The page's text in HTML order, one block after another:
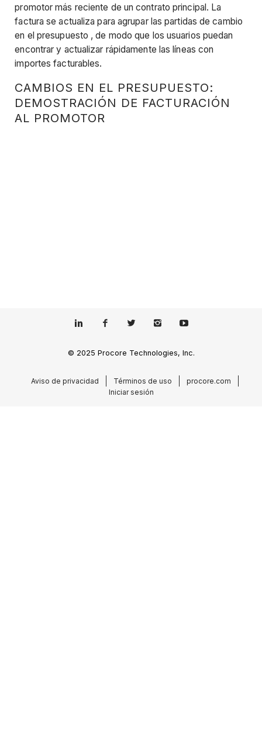
promotor más reciente de un contrato principal. La
factura se actualiza para agrupar las partidas de cambio
en el presupuesto , de modo que los usuarios puedan
encontrar y actualizar rápidamente las líneas con
importes facturables.
CAMBIOS EN EL PRESUPUESTO:
DEMOSTRACIÓN DE FACTURACIÓN
AL PROMOTOR
© 2025 Procore Technologies, Inc.
Aviso de privacidad Términos de uso
procore.com
Iniciar sesión